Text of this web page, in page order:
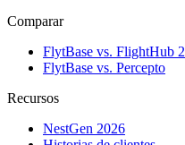
Comparar
FlytBase vs. FlightHub 2
FlytBase vs. Percepto
Recursos
NestGen 2026